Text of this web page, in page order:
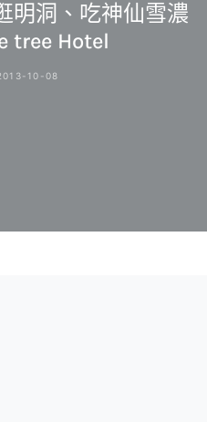
明洞、吃神仙雪濃
tree Hotel
10-08